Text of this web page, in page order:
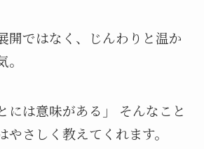
開ではなく、じんわりと温か
には意味がある」 そんなこと
やさしく教えてくれます。